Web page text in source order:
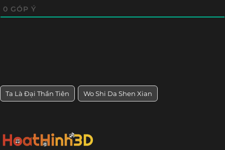
0 GÓP Ý
Ta Là Đại Thần Tiên Wo Shi Da Shen Xian